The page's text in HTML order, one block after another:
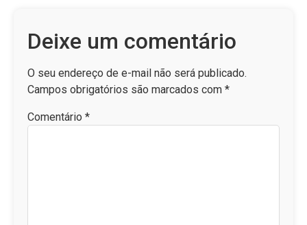
Deixe um comentário
O seu endereço de e-mail não será publicado.
Campos obrigatórios são marcados com *
Comentário *